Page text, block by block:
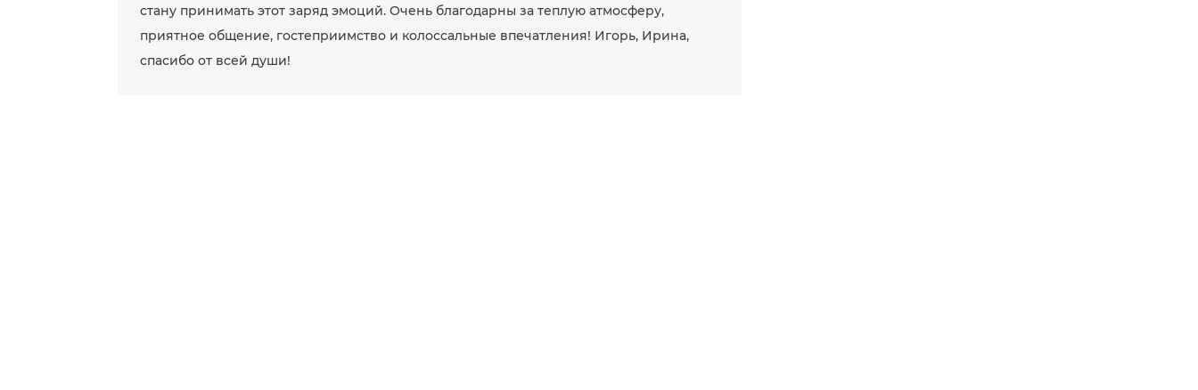
стану принимать этот заряд эмоций. Очень благодарны за теплую атмосферу,
приятное общение, гостеприимство и колоссальные впечатления! Игорь, Ирина,
спасибо от всей души!